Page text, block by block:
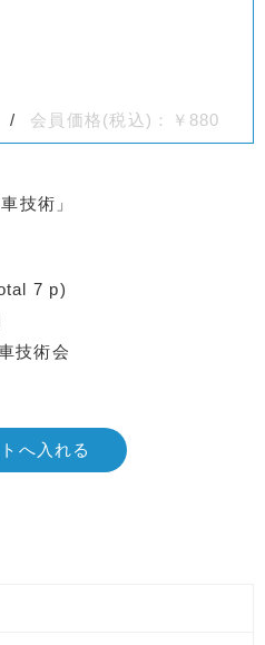
会員価格(税込)：￥880
技術」
7 p)
技術会
へ入れる